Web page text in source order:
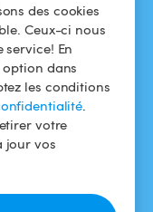
des cookies
Ceux-ci nous
En
dans
les conditions
.
votre
jour vos
Conditions
d'utilisation
Politique de
confidentialité
Mentions légales